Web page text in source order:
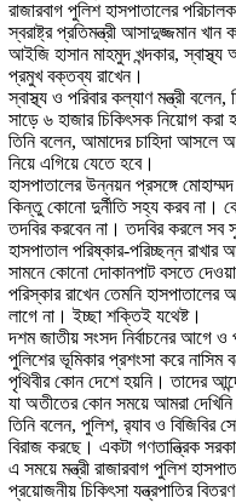
রাজারবাগ পুলিশ হাসপাতালের
স্বরাষ্ট্র প্রতিমন্ত্রী আসাদুজ্জমান খান
আইজি হাসান মাহমুদ খন্দকার,
প্রমুখ বক্তব্য রাখেন।
স্বাস্থ্য ও পরিবার কল্যাণ মন্ত্রী
সাড়ে ৬ হাজার চিকিৎসক নিয়োগ করা
তিনি বলেন, আমাদের চাহিদা
নিয়ে এগিয়ে যেতে হবে।
হাসপাতালের উন্নয়ন প্রসঙ্গে
কিন্তু কোনো দুর্নীতি সহ্য করব না।
তদবির করবেন না। তদবির করলে সব
হাসপাতাল পরিষ্কার-পরিচ্ছন্ন রাখার
সামনে কোনো দোকানপাট বসতে দেওয়া
পরিস্কার রাখেন তেমনি
লাগে না। ইচ্ছা শক্তিই যথেষ্ট।
দশম জাতীয় সংসদ নির্বাচনের আগে ও
পুলিশের ভূমিকার প্রশংসা করে নাসিম
পৃথিবীর কোন দেশে হয়নি। তাদের
যা অতীতের কোন সময়ে আমরা
তিনি বলেন, পুলিশ, র‌্যাব ও বিজিবির
বিরাজ করছে। একটা গণতান্ত্রিক
এ সময়ে মন্ত্রী রাজারবাগ পুলিশ
প্রয়োজনীয় চিকিৎসা যন্ত্রপাতির